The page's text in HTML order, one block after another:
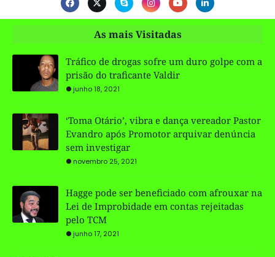
As mais Visitadas
Tráfico de drogas sofre um duro golpe com a
prisão do traficante Valdir
junho 18, 2021
‘Toma Otário’, vibra e dança vereador Pastor
Evandro após Promotor arquivar denúncia
sem investigar
novembro 25, 2021
Hagge pode ser beneficiado com afrouxar na
Lei de Improbidade em contas rejeitadas
pelo TCM
junho 17, 2021